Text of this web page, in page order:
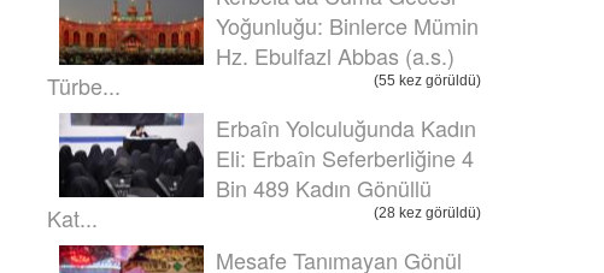
Yoğunluğu: Binlerce Mümin
Hz. Ebulfazl Abbas (a.s.)
Türbe...
(55 kez görüldü)
Erbaîn Yolculuğunda Kadın
Eli: Erbaîn Seferberliğine 4
Bin 489 Kadın Gönüllü
Kat...
(28 kez görüldü)
Mesafe Tanımayan Gönül